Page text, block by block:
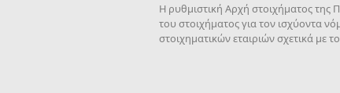
Η ρυθμιστική Αρχή στοιχήματος της
του στοιχήματος για τον ισχύοντα
στοιχηματικών εταιριών σχετικά με